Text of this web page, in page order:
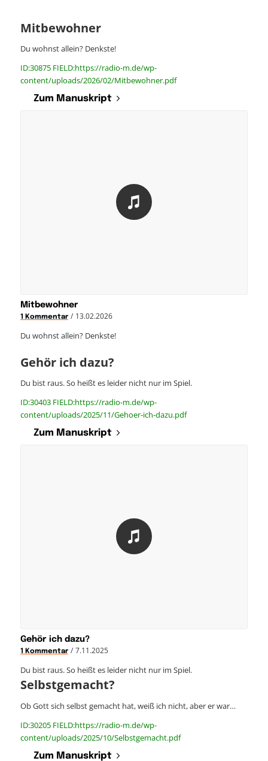
Mitbewohner
Du wohnst allein? Denkste!
ID:30875 FIELD:https://radio-m.de/wp-
content/uploads/2026/02/Mitbewohner.pdf
Zum Manuskript
Mitbewohner
1 Kommentar / 13.02.2026
Du wohnst allein? Denkste!
Gehör ich dazu?
Du bist raus. So heißt es leider nicht nur im Spiel.
ID:30403 FIELD:https://radio-m.de/wp-
content/uploads/2025/11/Gehoer-ich-dazu.pdf
Zum Manuskript
Gehör ich dazu?
1 Kommentar / 7.11.2025
Du bist raus. So heißt es leider nicht nur im Spiel.
Selbstgemacht?
Ob Gott sich selbst gemacht hat, weiß ich nicht, aber er war…
ID:30205 FIELD:https://radio-m.de/wp-
content/uploads/2025/10/Selbstgemacht.pdf
Zum Manuskript